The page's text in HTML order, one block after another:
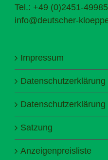
Tel.: +49 (0)2451-49985
info@deutscher-
Impressum
Datenschutzerklärung
Satzung
Anzeigenpreisliste